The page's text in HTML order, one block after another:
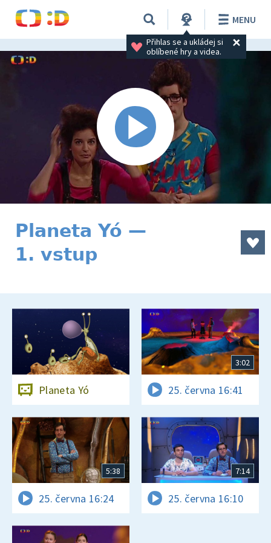
Přihlas se a ukládej si
oblíbené hry a videa.
MENU
Planeta Yó —
1. vstup
Planeta Yó
3:02
25. června 16:41
5:38
25. června 16:24
7:14
25. června 16:10